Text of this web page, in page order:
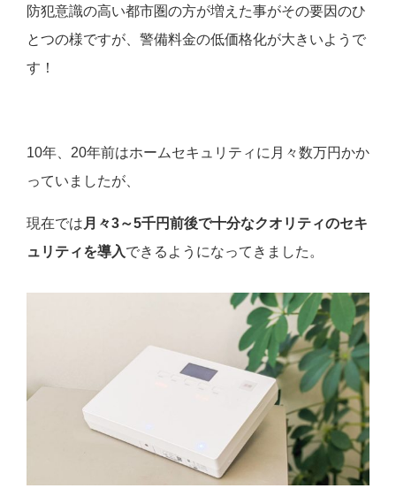
防犯意識の高い都市圏の方が増えた事がその要因のひ
とつの様ですが、警備料金の低価格化が大きいようで
す！
10年、20年前はホームセキュリティに月々数万円かか
っていましたが、
現在では 月々3～5千円前後で十分なクオリティのセキ
ュリティを導入できるようになってきました。